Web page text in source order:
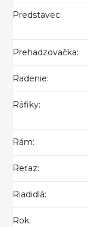
Predstavec:
Prehadzovačka:
Radenie:
Ráfiky:
Rám:
Reťaz:
Riadidlá:
Rok: